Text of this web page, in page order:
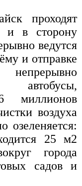
проходят
и в сторону
ведутся
и отправке
непрерывно
автобусы,
миллионов
воздуха
озеленяется:
25 м2
города
садов и